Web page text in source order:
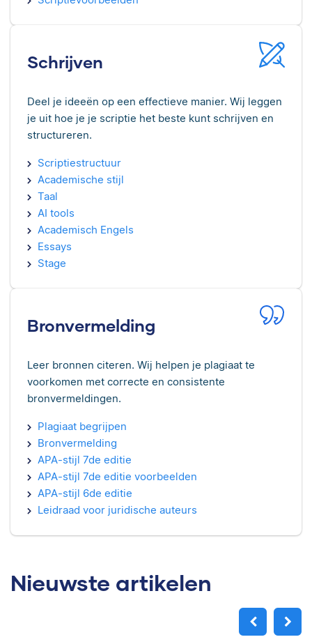
Schrijven
Deel je ideeën op een effectieve manier. Wij leggen
je uit hoe je je scriptie het beste kunt schrijven en
structureren.
Scriptiestructuur
Academische stijl
Taal
AI tools
Academisch Engels
Essays
Stage
Bronvermelding
Leer bronnen citeren. Wij helpen je plagiaat te
voorkomen met correcte en consistente
bronvermeldingen.
Plagiaat begrijpen
Bronvermelding
APA-stijl 7de editie
APA-stijl 7de editie voorbeelden
APA-stijl 6de editie
Leidraad voor juridische auteurs
Nieuwste artikelen